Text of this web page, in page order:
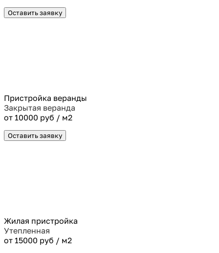
Оставить заявку
Пристройка веранды
Закрытая веранда
от 10000 руб / м2
Оставить заявку
Жилая пристройка
Утепленная
от 15000 руб / м2